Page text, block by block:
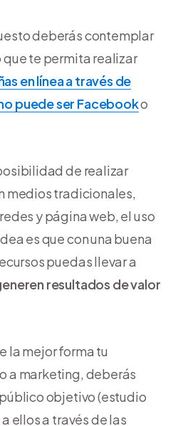
deberás contemplar
te permita realizar
en línea a través de
puede ser Facebooko
de realizar
medios tradicionales,
y página web, el uso
es que con una buena
puedas llevar a
resultados de valor
la mejor forma tu
a marketing, deberás
objetivo (estudio
ellos a través de las